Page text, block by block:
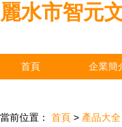
麗水市智元
首頁 企業簡
當前位置： 首頁 > 產品大全